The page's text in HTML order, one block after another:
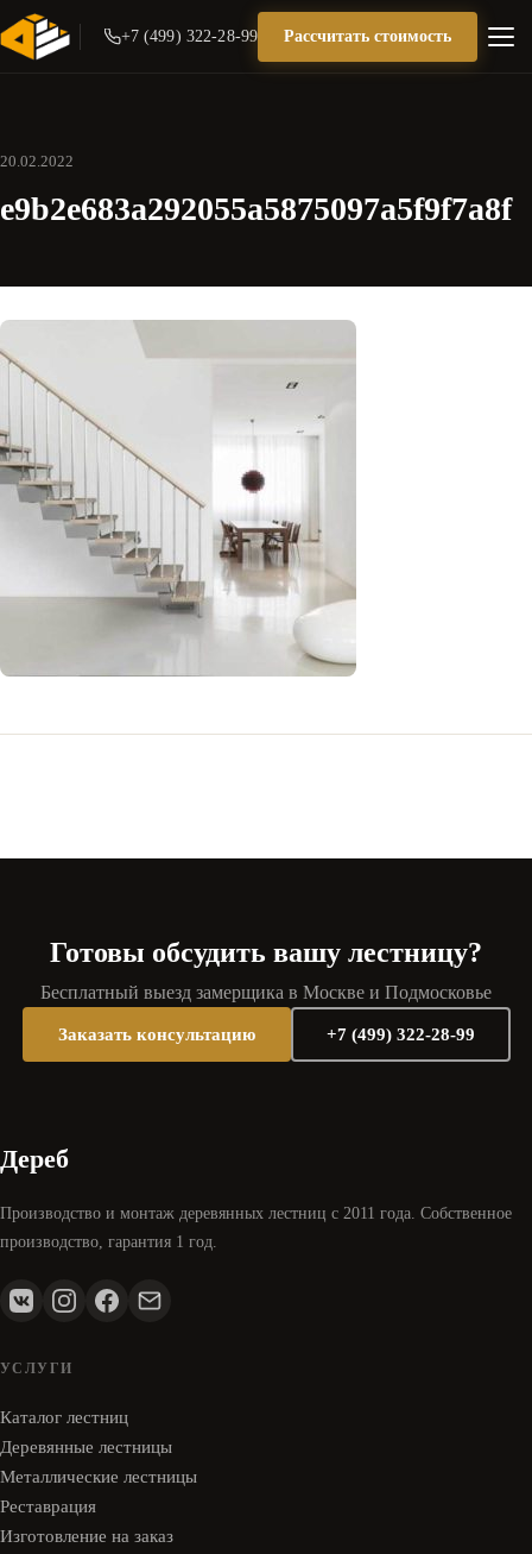
+7 (499) 322-28-99 Рассчитать стоимость
20.02.2022
e9b2e683a292055a5875097a5f9f7a8f
Готовы обсудить вашу лестницу?
Бесплатный выезд замерщика в Москве и Подмосковье
Заказать консультацию +7 (499) 322-28-99
Дереб
Производство и монтаж деревянных лестниц с 2011 года. Собственное
производство, гарантия 1 год.
УСЛУГИ
Каталог лестниц
Деревянные лестницы
Металлические лестницы
Реставрация
Изготовление на заказ